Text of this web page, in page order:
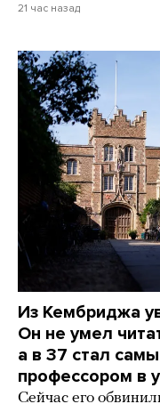
21 час назад
Из Кембриджа
Он не умел
а в 37 стал
профессором в
Сейчас его